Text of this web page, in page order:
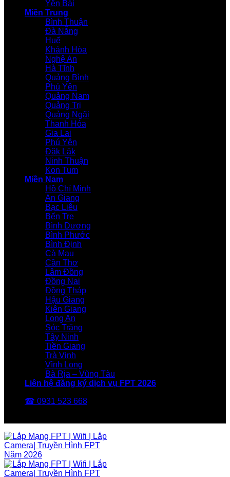
Yên Bái
Miền Trung
Bình Thuận
Đà Nẵng
Huế
Khánh Hòa
Nghệ An
Hà Tĩnh
Quảng Bình
Phú Yên
Quảng Nam
Quảng Trị
Quảng Ngãi
Thanh Hóa
Gia Lai
Phú Yên
Đăk Lăk
Ninh Thuận
Kon Tum
Miền Nam
Hồ Chí Minh
An Giang
Bạc Liêu
Bến Tre
Bình Dương
Bình Phước
Bình Định
Cà Mau
Cần Thơ
Lâm Đồng
Đồng Nai
Đồng Tháp
Hậu Giang
Kiên Giang
Long An
Sóc Trăng
Tây Ninh
Tiền Giang
Trà Vinh
Vĩnh Long
Bà Rịa – Vũng Tàu
Liên hệ đăng ký dịch vụ FPT 2026
☎ 0931 523 668